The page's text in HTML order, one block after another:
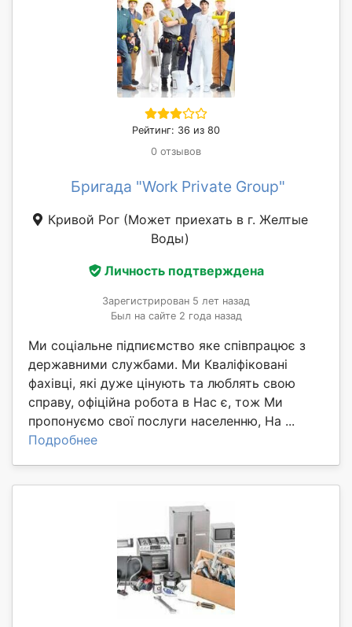
Рейтинг: 36 из 80
0 отзывов
Бригада "Work Private Group"
Кривой Рог (Может приехать в г. Желтые
Воды)
Личность подтверждена
Зарегистрирован 5 лет назад
Был на сайте 2 года назад
Ми соціальне підпиємство яке співпрацює з
державними службами. Ми Кваліфіковані
фахівці, які дуже цінують та люблять свою
справу, офіційна робота в Нас є, тож Ми
пропонуємо свої послуги населенню, На ...
Подробнее